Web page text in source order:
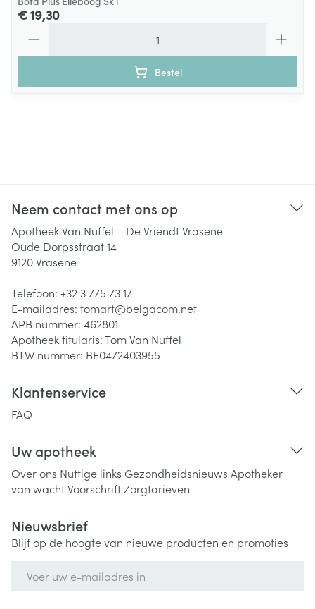
€ 19,30
Bestel
Neem contact met ons op
Apotheek Van Nuffel – De Vriendt Vrasene
Oude Dorpsstraat 14
9120Vrasene
Telefoon: +32 3 775 73 17
E-mailadres: tomart@belgacom.net
APB nummer: 462801
Apotheek titularis:Tom Van Nuffel
BTW nummer: BE0472403955
Klantenservice
FAQ
Uw apotheek
Over ons Nuttige links Gezondheidsnieuws Apotheker
van wachtVoorschriftZorgtarieven
Nieuwsbrief
Blijf op de hoogte van nieuwe producten en promoties